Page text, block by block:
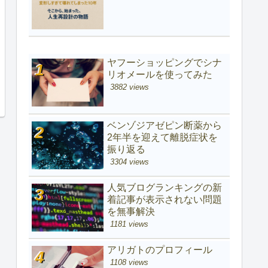
ヤフーショッピングでシナ
リオメールを使ってみた
3882 views
ベンゾジアゼピン断薬から
2年半を迎えて離脱症状を
振り返る
3304 views
人気ブログランキングの新
着記事が表示されない問題
を無事解決
1181 views
アリガトのプロフィール
1108 views